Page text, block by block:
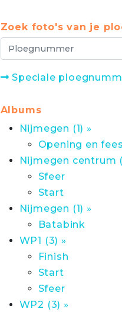
Zoek foto's van je
Speciale
Albums
Nijmegen (1) »
Opening en
Nijmegen centrum
Sfeer
Start
Nijmegen (1) »
Batabink
WP1 (3) »
Finish
Start
Sfeer
WP2 (3) »